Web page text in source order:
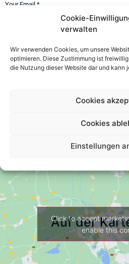
Cookie-
verwalten
Wir verwenden Cookies, um unsere
optimieren. Diese Zustimmung ist
die Nutzung dieser Website dar und kann
Cookies
Cookies
Einstellungen
Your Email *
Your Review *
Auf der
Click to accept
enable this